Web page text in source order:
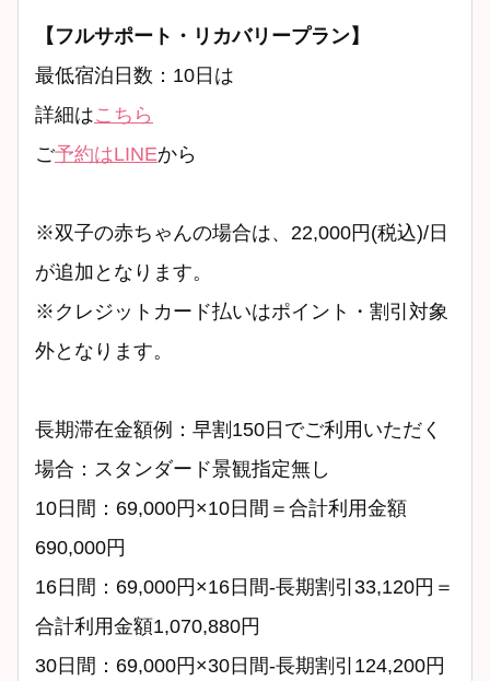
【フルサポート・リカバリープラン】
最低宿泊日数：10日は
詳細はこちら
ご予約はLINEから
※双子の赤ちゃんの場合は、22,000円(税込)/日
が追加となります。
※クレジットカード払いはポイント・割引対象
外となります。
長期滞在金額例：早割150日でご利用いただく
場合：スタンダード景観指定無し
10日間：69,000円×10日間＝合計利用金額
690,000円
16日間：69,000円×16日間-長期割引33,120円＝
合計利用金額1,070,880円
30日間：69,000円×30日間-長期割引124,200円